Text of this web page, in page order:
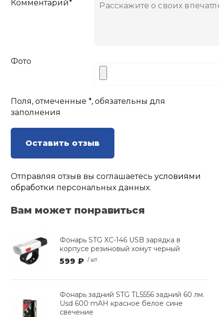
Комментарий*
Фото
Поля, отмеченные *, обязательны для
заполнения
Оставить отзыв
Отправляя отзыв вы соглашаетесьусловиями
обработки персональных данных.
Вам может понравиться
Фонарь STG XC-146 USB зарядка в
корпусе резиновый хомут черный
599 ₽ / шт.
Фонарь задний STG TL5556 задний 60 лм.
Usd 600 mAH красное белое сине
свечение